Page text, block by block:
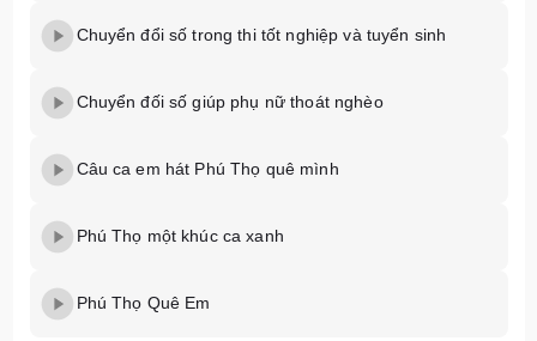
Chuyển đổi số trong thi tốt nghiệp và tuyển sinh
Chuyển đối số giúp phụ nữ thoát nghèo
Câu ca em hát Phú Thọ quê mình
Phú Thọ một khúc ca xanh
Phú Thọ Quê Em